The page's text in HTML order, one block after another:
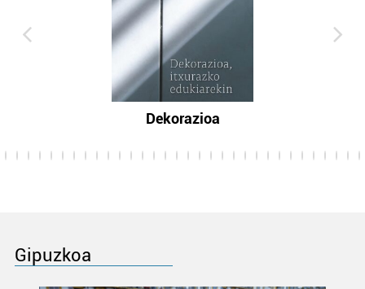
Dekorazioa
Gipuzkoa